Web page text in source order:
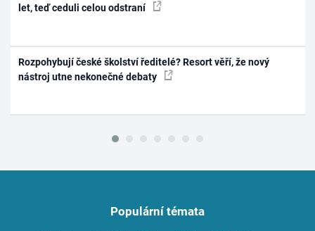
let, teď ceduli celou odstraní
Rozpohybují české školství ředitelé? Resort věří, že nový
nástroj utne nekonečné debaty
Populární témata